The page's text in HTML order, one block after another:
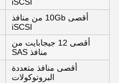
أقصى 10Gb من منافذ
iSCSI
أقصى 12 جيجابايت من
منافذ SAS
أقصى منافذ متعددة
البروتوكولات